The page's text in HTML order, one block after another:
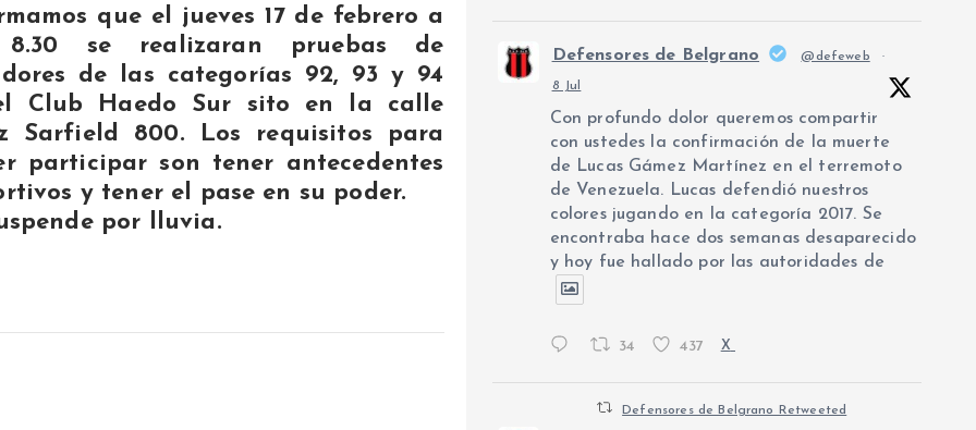
que el jueves 17 de febrero a
se realizaran pruebas de
de las categorías 92, 93 y 94
Club Haedo Sur sito en la calle
Sarfield 800. Los requisitos para
participar son tener antecedentes
y tener el pase en su poder.
por lluvia.
Defensores de Belgrano @defeweb ·
8 Jul
Con profundo dolor queremos compartir
con ustedes la confirmación de la muerte
de Lucas Gámez Martínez en el terremoto
de Venezuela. Lucas defendió nuestros
colores jugando en la categoría 2017. Se
encontraba hace dos semanas desaparecido
y hoy fue hallado por las autoridades de
34 437 X
Defensores de Belgrano Retweeted